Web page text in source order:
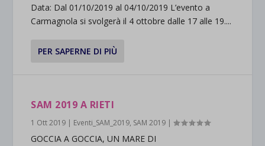
Data: Dal 01/10/2019 al 04/10/2019 L’evento a
Carmagnola si svolgerà il 4 ottobre dalle 17 alle 19....
PER SAPERNE DI PIÙ
SAM 2019 A RIETI
1 Ott 2019 | Eventi_SAM_2019, SAM 2019 |
GOCCIA A GOCCIA, UN MARE DI